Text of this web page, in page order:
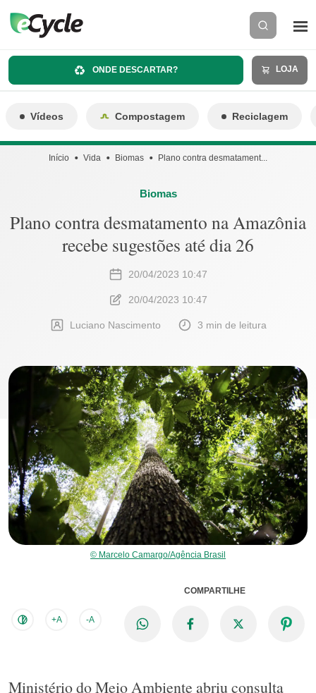
ONDE DESCARTAR? LOJA
Vídeos Compostagem Reciclagem
Início Vida Biomas Plano contra desmatament...
Biomas
Plano contra desmatamento na Amazônia
recebe sugestões até dia 26
20/04/2023 10:47
20/04/2023 10:47
Luciano Nascimento 3 min de leitura
© Marcelo Camargo/Agência Brasil
+A -A
COMPARTILHE
Ministério do Meio Ambiente abriu consulta